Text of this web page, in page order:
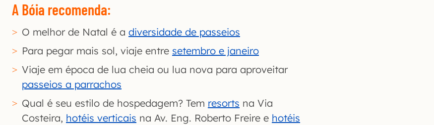
A Bóia recomenda:
O melhor de Natal é a diversidade de passeios
Para pegar mais sol, viaje entre setembro e janeiro
Viaje em época de lua cheia ou lua nova para aproveitar
passeios a parrachos
Qual é seu estilo de hospedagem? Tem resorts na Via
Costeira, hotéis verticais na Av. Eng. Roberto Freire e hotéis